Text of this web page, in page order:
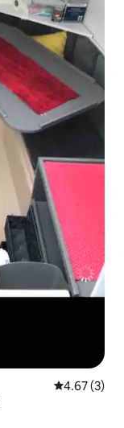
レビュー3
4.67 (3)